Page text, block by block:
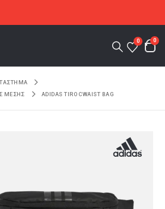
0 0
ΜΕΣΗΣ ADIDAS TIRO CWAIST BAG